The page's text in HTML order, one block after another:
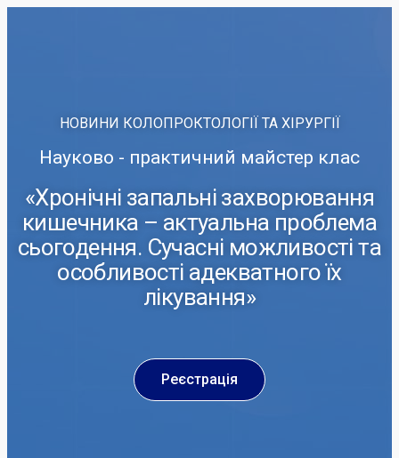
НОВИНИ КОЛОПРОКТОЛОГІЇ ТА ХІРУРГІЇ
Науково - практичний майстер клас
«Хронічні запальні захворювання
кишечника – актуальна проблема
сьогодення. Сучасні можливості та
особливості адекватного їх
лікування»
Реєстрація